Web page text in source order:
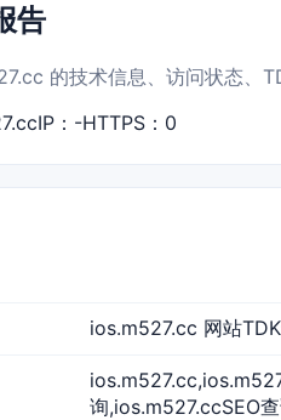
告
的技术信息、访问状态、
IP：-HTTPS：0
ios.m527.cc 网站
询,ios.m527.ccSEO